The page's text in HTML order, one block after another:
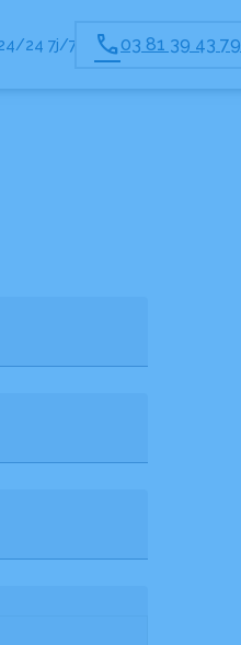
24 7j/7 03 81 39 43 79
HOMMAGESBLOG